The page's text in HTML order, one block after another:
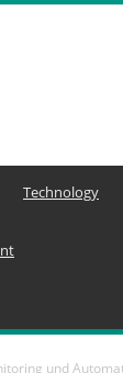
Technology
und